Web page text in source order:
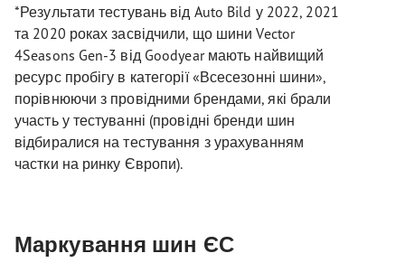
*Результати тестувань від Auto Bild у 2022, 2021
та 2020 роках засвідчили, що шини Vector
4Seasons Gen-3 від Goodyear мають найвищий
ресурс пробігу в категорії «Всесезонні шини»,
порівнюючи з провідними брендами, які брали
участь у тестуванні (провідні бренди шин
відбиралися на тестування з урахуванням
частки на ринку Європи).
Маркування шин ЄС